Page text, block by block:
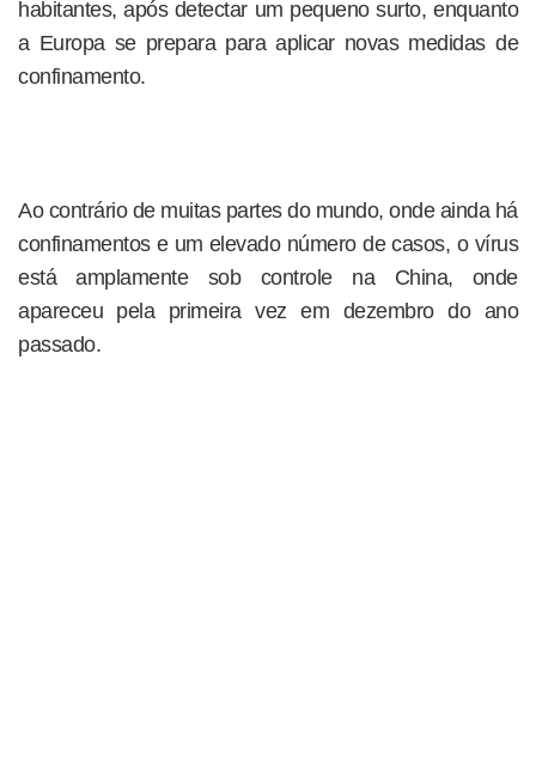
habitantes, após detectar um pequeno surto, enquanto
a Europa se prepara para aplicar novas medidas de
confinamento.
Ao contrário de muitas partes do mundo, onde ainda há
confinamentos e um elevado número de casos, o vírus
está amplamente sob controle na China, onde
apareceu pela primeira vez em dezembro do ano
passado.